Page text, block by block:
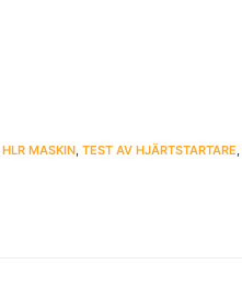
HLR MASKIN, TEST AV HJÄRTSTARTARE,